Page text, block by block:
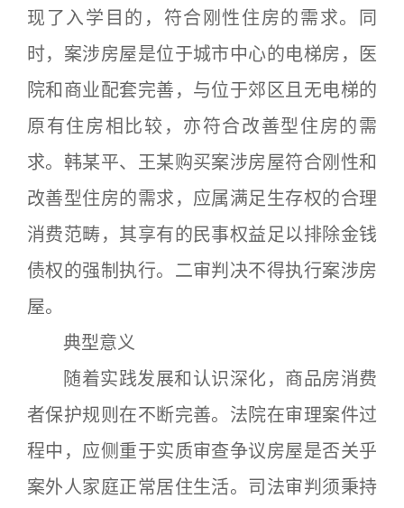
现了入学目的，符合刚性住房的需求。同
时，案涉房屋是位于城市中心的电梯房，医
院和商业配套完善，与位于郊区且无电梯的
原有住房相比较，亦符合改善型住房的需
求。韩某平、王某购买案涉房屋符合刚性和
改善型住房的需求，应属满足生存权的合理
消费范畴，其享有的民事权益足以排除金钱
债权的强制执行。二审判决不得执行案涉房
屋。
典型意义
随着实践发展和认识深化，商品房消费
者保护规则在不断完善。法院在审理案件过
程中，应侧重于实质审查争议房屋是否关乎
案外人家庭正常居住生活。司法审判须秉持